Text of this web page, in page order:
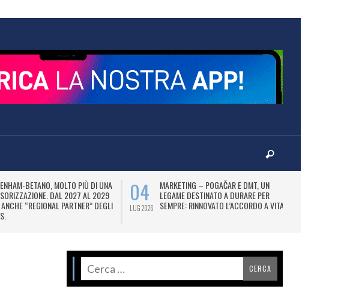
BETANO, MOLTO PIÙ DI UNA
DAL 2027 AL 2029
“REGIONAL PARTNER” DEGLI
04
LUG 2026
MARKETING – POGAČAR E DMT, UN
LEGAME DESTINATO A DURARE PER
SEMPRE: RINNOVATO L’ACCORDO A VITA.